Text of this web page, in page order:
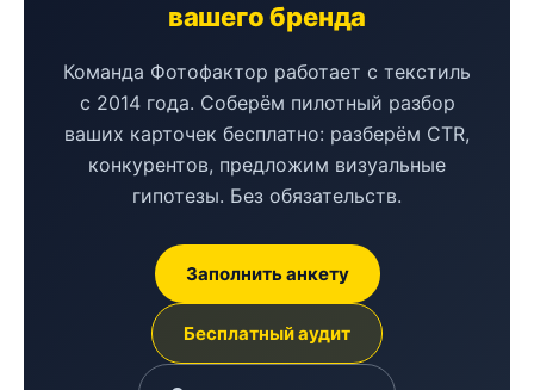
вашего бренда
Команда Фотофактор работает с текстиль
с 2014 года. Соберём пилотный разбор
ваших карточек бесплатно: разберём CTR,
конкурентов, предложим визуальные
гипотезы. Без обязательств.
Заполнить анкету
Бесплатный аудит